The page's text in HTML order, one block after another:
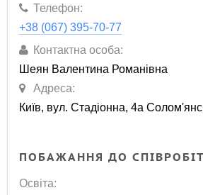
Телефон:
+38 (067) 395-70-77
Контактна особа:
Шеян Валентина Романівна
Адреса:
Київ, вул. Стадіонна, 4а
ПОБАЖАННЯ ДО
Освіта: